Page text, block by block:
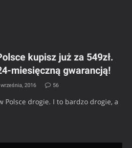
kupisz już za 549zł.
miesięczną gwarancją!
2016 56
Polsce drogie. I to bardzo drogie, a